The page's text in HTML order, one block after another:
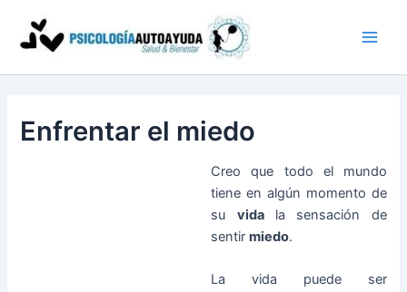
contenido
Enfrentar el miedo
Creo que todo el mundo
tiene en algún momento de
su vida la sensación de
sentirmiedo.
La vida puede ser